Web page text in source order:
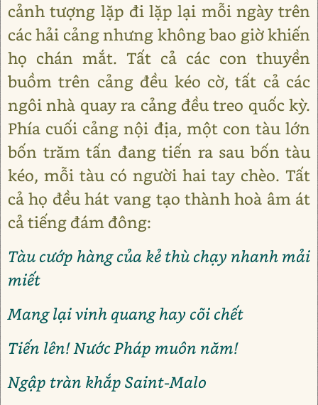
cảnh tượng lặp đi lặp lại mỗi ngày trên
các hải cảng nhưng không bao giờ khiến
họ chán mắt. Tất cả các con thuyền
buồm trên cảng đều kéo cờ, tất cả các
ngôi nhà quay ra cảng đều treo quốc kỳ.
Phía cuối cảng nội địa, một con tàu lớn
bốn trăm tấn đang tiến ra sau bốn tàu
kéo, mỗi tàu có người hai tay chèo. Tất
cả họ đều hát vang tạo thành hoà âm át
cả tiếng đám đông:
Tàu cướp hàng của kẻ thù chạy nhanh mải
miết
Mang lại vinh quang hay cõi chết
Tiến lên! Nước Pháp muôn năm!
Ngập tràn khắp Saint-Malo